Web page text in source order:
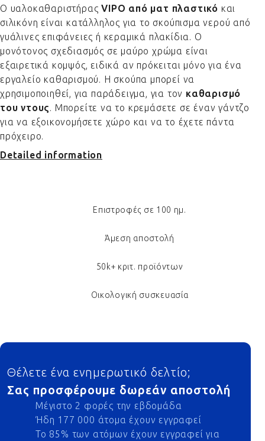
Ο υαλοκαθαριστήραςVIPO από ματ πλαστικό και
σιλικόνη είναι κατάλληλος για το σκούπισμα νερού από
γυάλινες επιφάνειες ή κεραμικά πλακίδια. Ο
μονότονος σχεδιασμός σε μαύρο χρώμα είναι
εξαιρετικά κομψός, ειδικά αν πρόκειται μόνο για ένα
εργαλείο καθαρισμού. Η σκούπα μπορεί να
χρησιμοποιηθεί, για παράδειγμα, για τον καθαρισμό
του ντους. Μπορείτε να το κρεμάσετε σε έναν γάντζο
για να εξοικονομήσετε χώρο και να το έχετε πάντα
πρόχειρο.
Detailed information
Επιστροφές σε 100 ημ.
Άμεση αποστολή
50k+ κριτ. προϊόντων
Οικολογική συσκευασία
Footer
Θέλετε ένα ενημερωτικό δελτίο;
Σας προσφέρουμε δωρεάν αποστολή
Μέγιστο 2 φορές την εβδομάδα
Ήδη 177 000 άτομα έχουν εγγραφεί
Το 85% των ατόμων έχουν εγγραφεί για